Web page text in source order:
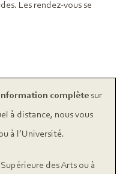
Les rendez-vous se
complètesur
à distance, nous vous
à l’Université.
des Arts ou à